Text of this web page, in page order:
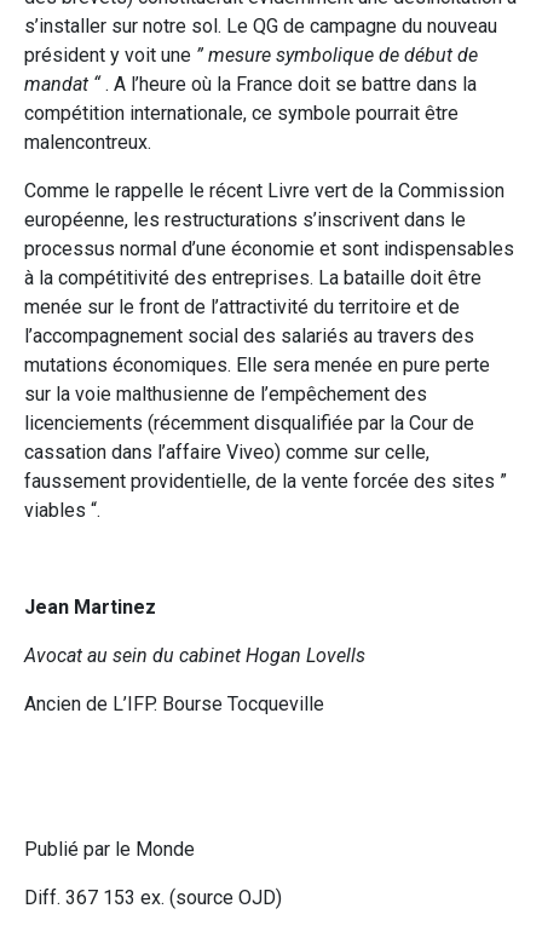
s’installer sur notre sol. Le QG de campagne du nouveau
président y voit une ” mesure symbolique de début de
mandat “ . A l’heure où la France doit se battre dans la
compétition internationale, ce symbole pourrait être
malencontreux.
Comme le rappelle le récent Livre vert de la Commission
européenne, les restructurations s’inscrivent dans le
processus normal d’une économie et sont indispensables
à la compétitivité des entreprises. La bataille doit être
menée sur le front de l’attractivité du territoire et de
l’accompagnement social des salariés au travers des
mutations économiques. Elle sera menée en pure perte
sur la voie malthusienne de l’empêchement des
licenciements (récemment disqualifiée par la Cour de
cassation dans l’affaire Viveo) comme sur celle,
faussement providentielle, de la vente forcée des sites ”
viables “.
Jean Martinez
Avocat au sein du cabinet Hogan Lovells
Ancien de L’IFP. Bourse Tocqueville
Publié par le Monde
Diff. 367 153 ex. (source OJD)